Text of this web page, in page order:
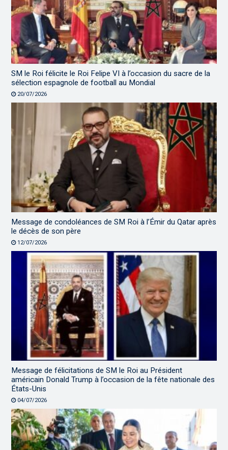
SM le Roi félicite le Roi Felipe VI à l’occasion du sacre de la
sélection espagnole de football au Mondial
20/07/2026
Message de condoléances de SM Roi à l’Émir du Qatar après
le décès de son père
12/07/2026
Message de félicitations de SM le Roi au Président
américain Donald Trump à l’occasion de la fête nationale des
États-Unis
04/07/2026